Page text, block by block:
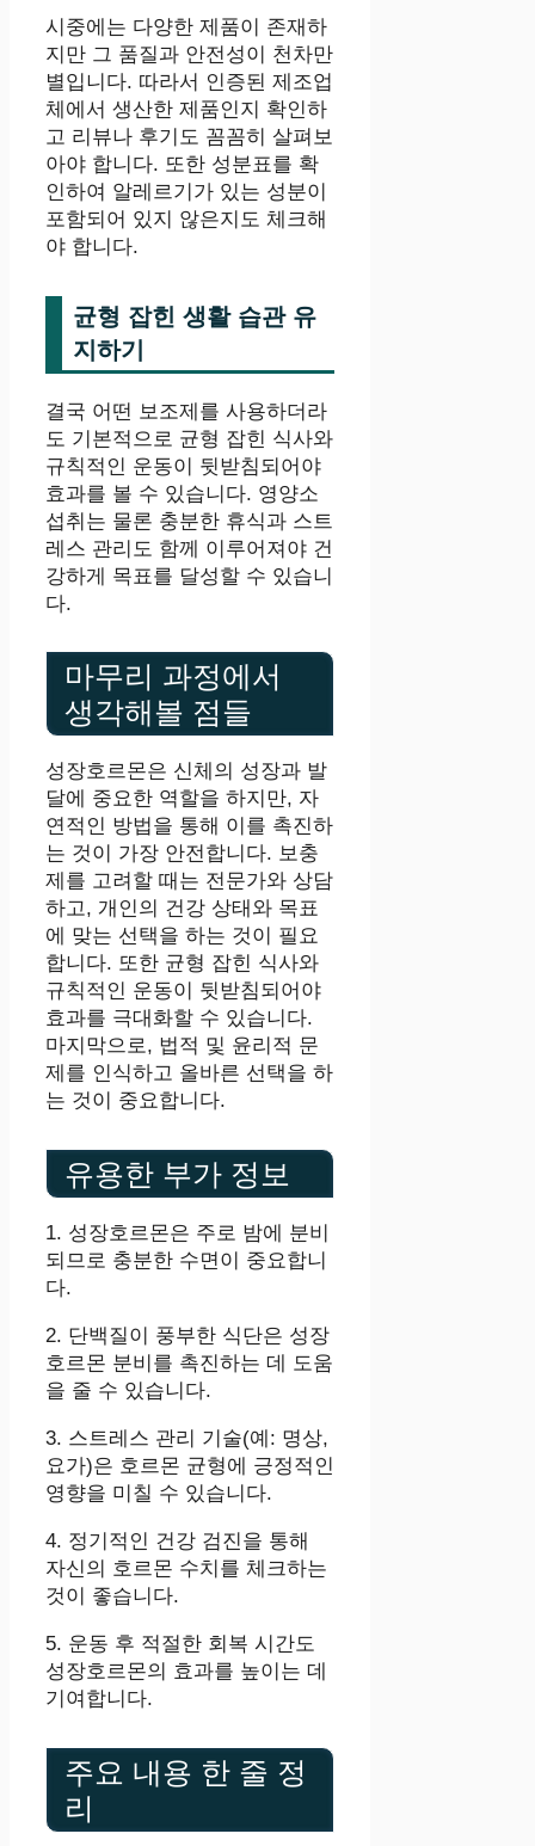
시중에는 다양한 제품이 존재하
지만 그 품질과 안전성이 천차만
별입니다. 따라서 인증된 제조업
체에서 생산한 제품인지 확인하
고 리뷰나 후기도 꼼꼼히 살펴보
아야 합니다. 또한 성분표를 확
인하여 알레르기가 있는 성분이
포함되어 있지 않은지도 체크해
야 합니다.
균형 잡힌 생활 습관 유
지하기
결국 어떤 보조제를 사용하더라
도 기본적으로 균형 잡힌 식사와
규칙적인 운동이 뒷받침되어야
효과를 볼 수 있습니다. 영양소
섭취는 물론 충분한 휴식과 스트
레스 관리도 함께 이루어져야 건
강하게 목표를 달성할 수 있습니
다.
마무리 과정에서
생각해볼 점들
성장호르몬은 신체의 성장과 발
달에 중요한 역할을 하지만, 자
연적인 방법을 통해 이를 촉진하
는 것이 가장 안전합니다. 보충
제를 고려할 때는 전문가와 상담
하고, 개인의 건강 상태와 목표
에 맞는 선택을 하는 것이 필요
합니다. 또한 균형 잡힌 식사와
규칙적인 운동이 뒷받침되어야
효과를 극대화할 수 있습니다.
마지막으로, 법적 및 윤리적 문
제를 인식하고 올바른 선택을 하
는 것이 중요합니다.
유용한 부가 정보
1. 성장호르몬은 주로 밤에 분비
되므로 충분한 수면이 중요합니
다.
2. 단백질이 풍부한 식단은 성장
호르몬 분비를 촉진하는 데 도움
을 줄 수 있습니다.
3. 스트레스 관리 기술(예: 명상,
요가)은 호르몬 균형에 긍정적인
영향을 미칠 수 있습니다.
4. 정기적인 건강 검진을 통해
자신의 호르몬 수치를 체크하는
것이 좋습니다.
5. 운동 후 적절한 회복 시간도
성장호르몬의 효과를 높이는 데
기여합니다.
주요 내용 한 줄 정
리